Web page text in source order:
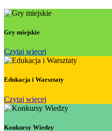
Gry miejskie
Czytaj więcej
Edukacja i Warsztaty
Czytaj więcej
Konkursy Wiedzy